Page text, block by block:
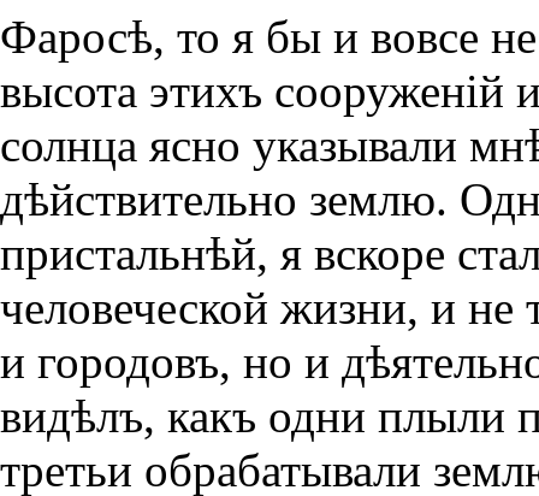
Фаросѣ, то я бы и вовсе
высота этихъ сооруженiй
солнца ясно указывали
дѣйствительно землю.
пристальнѣй, я вскоре
человеческой жизни, и
и городовъ, но и
видѣлъ, какъ одни плыли
третьи обрабатывали